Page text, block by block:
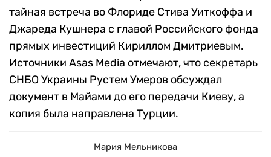
тайная встреча во Флориде Стива Уиткоффа и
Джареда Кушнера с главой Российского фонда
прямых инвестиций Кириллом Дмитриевым.
Источники Asas Media отмечают, что секретарь
СНБО Украины Рустем Умеров обсуждал
документ в Майами до его передачи Киеву, а
копия была направлена Турции.
Мария Мельникова